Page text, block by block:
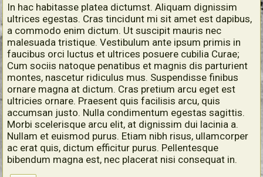
In hac habitasse platea dictumst. Aliquam dignissim
ultrices egestas. Cras tincidunt mi sit amet est dapibus,
a commodo enim dictum. Ut suscipit mauris nec
malesuada tristique. Vestibulum ante ipsum primis in
faucibus orci luctus et ultrices posuere cubilia Curae;
Cum sociis natoque penatibus et magnis dis parturient
montes, nascetur ridiculus mus. Suspendisse finibus
ornare magna at dictum. Cras pretium arcu eget est
ultricies ornare. Praesent quis facilisis arcu, quis
accumsan justo. Nulla condimentum egestas sagittis.
Morbi scelerisque arcu elit, at dignissim dui lacinia a.
Nullam et euismod purus. Etiam nibh risus, ullamcorper
ac erat quis, dictum efficitur purus. Pellentesque
bibendum magna est, nec placerat nisi consequat in.